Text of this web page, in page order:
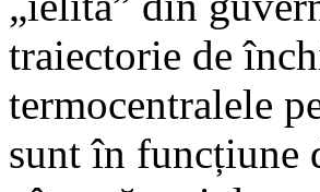
traiectorie de
termocentralele
sunt în funcțiune